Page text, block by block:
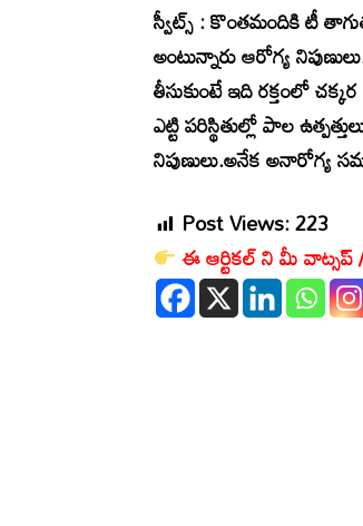
స్వీట్స్ : కొంతమందికి టీ
అంటున్నారు ఆరోగ్య
తీసుకుంటే ఇది రక్తంలో
ఎట్టి పరిస్థితుల్లో పాల
నిపుణులు.అనేక అనారోగ్య
Post Views:223
ఈ ఆర్టికల్ ని మీ వాట్సప్